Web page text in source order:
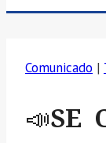
Comunicado |
📣SE